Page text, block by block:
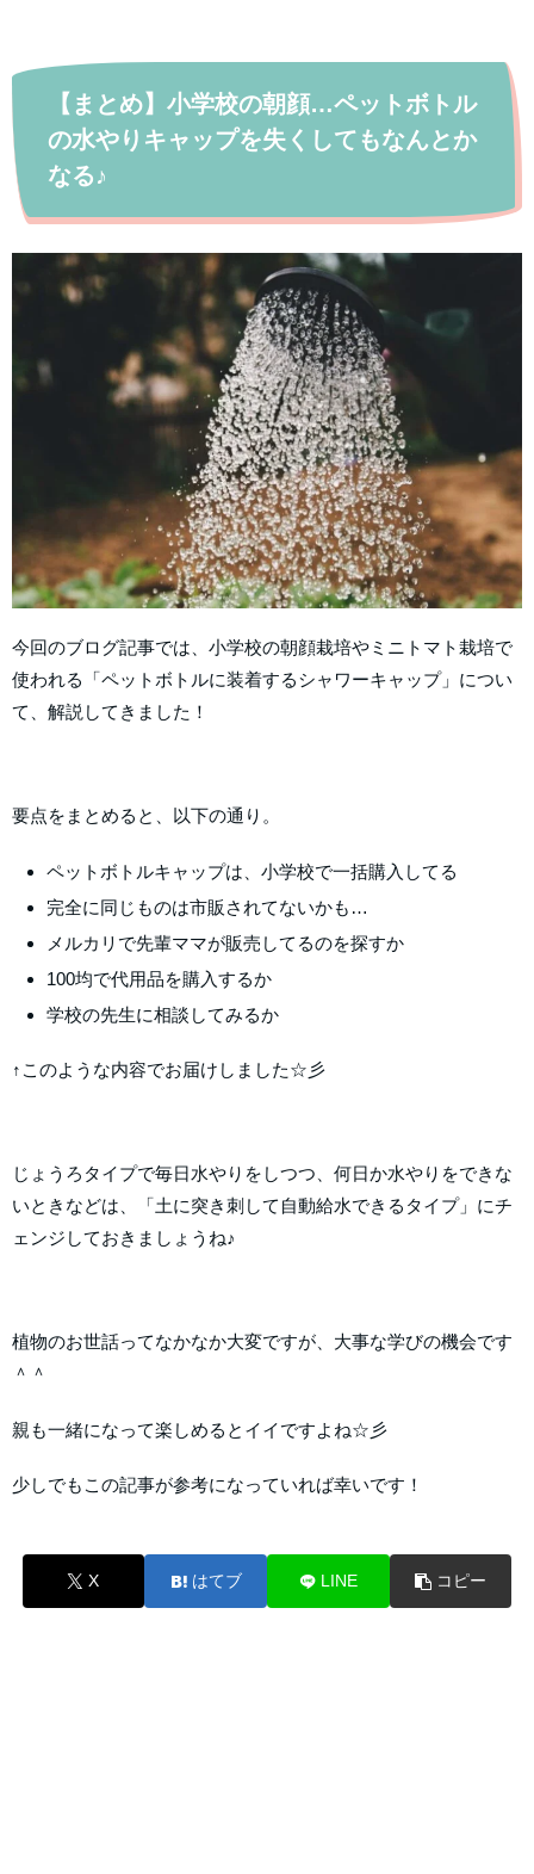
【まとめ】小学校の朝顔…ペットボトル
の水やりキャップを失くしてもなんとか
なる♪
今回のブログ記事では、小学校の朝顔栽培やミニトマト栽培で
使われる「ペットボトルに装着するシャワーキャップ」につい
て、解説してきました！
要点をまとめると、以下の通り。
ペットボトルキャップは、小学校で一括購入してる
完全に同じものは市販されてないかも…
メルカリで先輩ママが販売してるのを探すか
100均で代用品を購入するか
学校の先生に相談してみるか
↑このような内容でお届けしました☆彡
じょうろタイプで毎日水やりをしつつ、何日か水やりをできな
いときなどは、「土に突き刺して自動給水できるタイプ」にチ
ェンジしておきましょうね♪
植物のお世話ってなかなか大変ですが、大事な学びの機会です
＾＾
親も一緒になって楽しめるとイイですよね☆彡
少しでもこの記事が参考になっていれば幸いです！
X はてブ LINE コピー